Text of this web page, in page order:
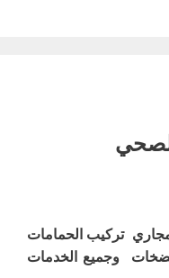
تركيب الحمامات
وجميع الخدمات